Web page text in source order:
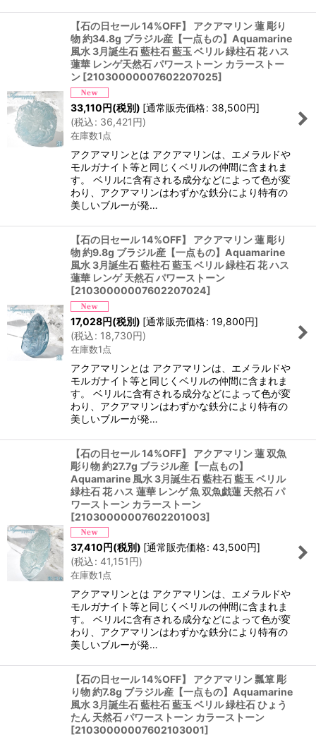
【石の日セール 14%OFF】 アクアマリン 蓮 彫り
物 約34.8g ブラジル産【一点もの】Aquamarine
風水 3月誕生石 藍柱石 藍玉 ベリル 緑柱石 花 ハス
蓮華 レンゲ天然石 パワーストーン カラーストー
ン [21030000007602207025]
33,110円(税別) [通常販売価格: 38,500円]
(税込: 36,421円)
在庫数1点
アクアマリンとは アクアマリンは、エメラルドや
モルガナイト等と同じくベリルの仲間に含まれま
す。 ベリルに含有される成分などによって色が変
わり、アクアマリンはわずかな鉄分により特有の
美しいブルーが発…
【石の日セール 14%OFF】 アクアマリン 蓮 彫り
物 約9.8g ブラジル産【一点もの】Aquamarine
風水 3月誕生石 藍柱石 藍玉 ベリル 緑柱石 花 ハス
蓮華 レンゲ 天然石 パワーストーン
[21030000007602207024]
17,028円(税別) [通常販売価格: 19,800円]
(税込: 18,730円)
在庫数1点
アクアマリンとは アクアマリンは、エメラルドや
モルガナイト等と同じくベリルの仲間に含まれま
す。 ベリルに含有される成分などによって色が変
わり、アクアマリンはわずかな鉄分により特有の
美しいブルーが発…
【石の日セール 14%OFF】 アクアマリン 蓮 双魚
彫り物 約27.7g ブラジル産【一点もの】
Aquamarine 風水 3月誕生石 藍柱石 藍玉 ベリル
緑柱石 花 ハス 蓮華 レンゲ 魚 双魚戯蓮 天然石 パ
ワーストーン カラーストーン
[21030000007602201003]
37,410 円(税別) [通常販売価格: 43,500円]
(税込: 41,151 円)
在庫数1点
アクアマリンとは アクアマリンは、エメラルドや
モルガナイト等と同じくベリルの仲間に含まれま
す。 ベリルに含有される成分などによって色が変
わり、アクアマリンはわずかな鉄分により特有の
美しいブルーが発…
【石の日セール 14%OFF】 アクアマリン 瓢箪 彫
り物 約7.8g ブラジル産【一点もの】Aquamarine
風水 3月誕生石 藍柱石 藍玉 ベリル 緑柱石 ひょう
たん 天然石 パワーストーン カラーストーン
[21030000007602103001]